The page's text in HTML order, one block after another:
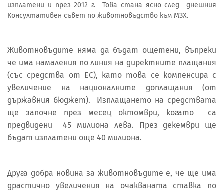
изплатени и през 2012 г. Това стана ясно след днешния
Консултативен съвет по животновъдство към МЗХ.
Животновъдите няма да бъдат ощетени, въпреки
че има намаления по линия на директните плащания
(със средства от ЕС), като това се компенсира с
увеличение на националните доплащания (от
държавния бюджет). Изплащането на средствата
ще започне през месец октомври, когато са
предвидени 45 милиона лева. През декември ще
бъдат изплатени още 40 милиона.
Друга добра новина за животновъдите е, че ще има
драстично увеличения на очакваната ставка по